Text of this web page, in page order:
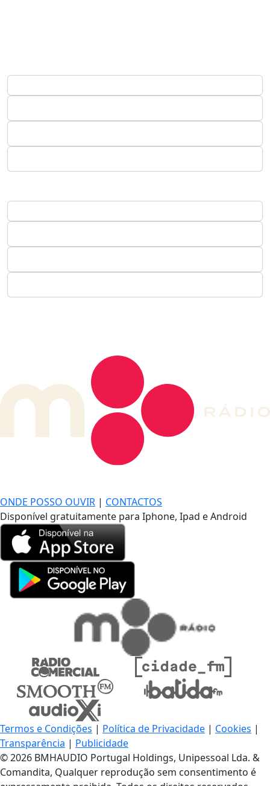
ONDE POSSO OUVIR | CONTACTOS
Disponível gratuitamente para Iphone, Ipad e Android
Termos e Condições | Política de Privacidade | Cookies |
Transparência | Publicidade
© 2026 BMHAUDIO Portugal Holdings, Unipessoal Lda. &
Comandita, Qualquer reprodução sem consentimento é